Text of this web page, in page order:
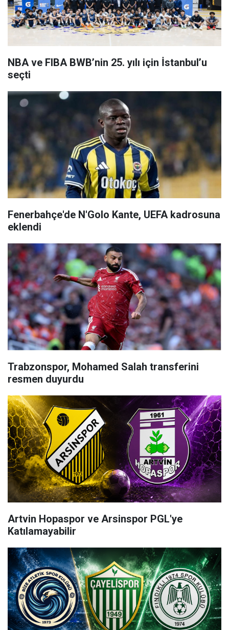
NBA ve FIBA BWB’nin 25. yılı için İstanbul’u
seçti
Fenerbahçe'de N'Golo Kante, UEFA kadrosuna
eklendi
Trabzonspor, Mohamed Salah transferini
resmen duyurdu
Artvin Hopaspor ve Arsinspor PGL'ye
Katılamayabilir